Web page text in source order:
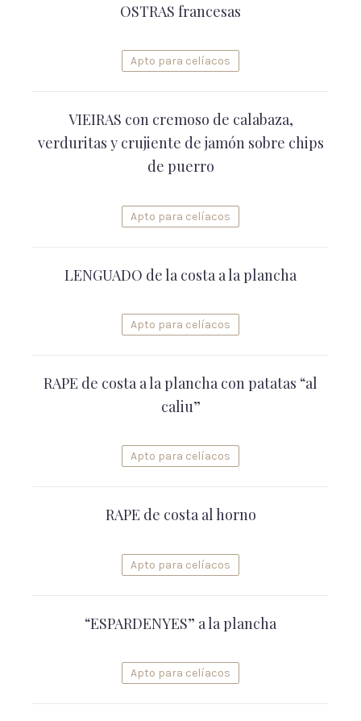
OSTRAS francesas
Apto para celíacos
VIEIRAS con cremoso de calabaza,
verduritas y crujiente de jamón sobre chips
de puerro
Apto para celíacos
LENGUADO de la costa a la plancha
Apto para celíacos
RAPE de costa a la plancha con patatas “al
caliu”
Apto para celíacos
RAPE de costa al horno
Apto para celíacos
“ESPARDENYES” a la plancha
Apto para celíacos